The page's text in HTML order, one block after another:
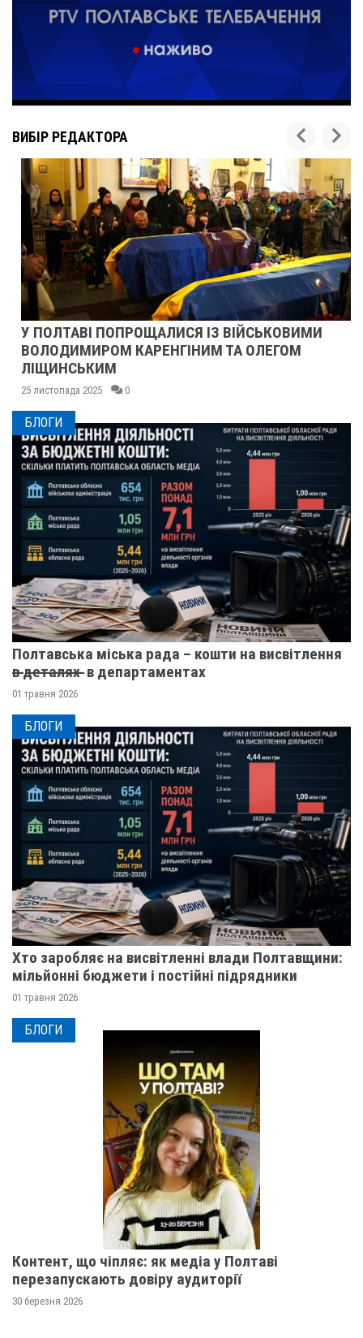
ВИБІР РЕДАКТОРА
У ПОЛТАВІ ПОПРОЩАЛИСЯ ІЗ ВІЙСЬКОВИМИ
ВОЛОДИМИРОМ КАРЕНГІНИМ ТА ОЛЕГОМ
ЛІЩИНСЬКИМ
25 листопада 2025 0
БЛОГИ
Полтавська міська рада – кошти на висвітлення
в̶ ̶д̶е̶т̶а̶л̶я̶х̶ ̶ в департаментах
01 травня 2026
БЛОГИ
Хто заробляє на висвітленні влади Полтавщини:
мільйонні бюджети і постійні підрядники
01 травня 2026
БЛОГИ
Контент, що чіпляє: як медіа у Полтаві
перезапускають довіру аудиторії
30 березня 2026